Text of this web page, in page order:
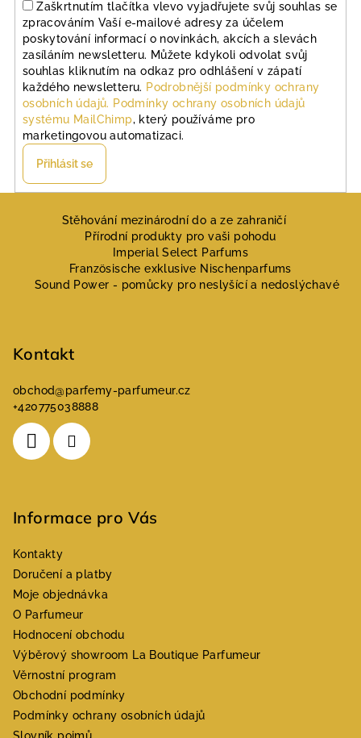
Zaškrtnutím tlačítka vlevo vyjadřujete svůj souhlas se
zpracováním Vaší e-mailové adresy za účelem
poskytování informací o novinkách, akcích a slevách
zasíláním newsletteru. Můžete kdykoli odvolat svůj
souhlas kliknutím na odkaz pro odhlášení v zápatí
každého newsletteru. Podrobnější podmínky ochrany
osobních údajů. Podmínky ochrany osobních údajů
systému MailChimp, který používáme pro
marketingovou automatizaci.
Přihlásit se
Stěhování mezinárodní do a ze zahraničí
Přírodní produkty pro vaši pohodu
Imperial Select Parfums
Französische exklusive Nischenparfums
Sound Power - pomůcky pro neslyšící a nedoslýchavé
Kontakt
obchod@parfemy-parfumeur.cz
+420775038888
Informace pro Vás
Kontakty
Doručení a platby
Moje objednávka
O Parfumeur
Hodnocení obchodu
Výběrový showroom La Boutique Parfumeur
Věrnostní program
Obchodní podmínky
Podmínky ochrany osobních údajů